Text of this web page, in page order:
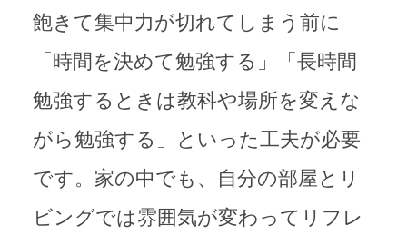
飽きて集中力が切れてしまう前に
「時間を決めて勉強する」「長時間
勉強するときは教科や場所を変えな
がら勉強する」といった工夫が必要
です。家の中でも、自分の部屋とリ
ビングでは雰囲気が変わってリフレ